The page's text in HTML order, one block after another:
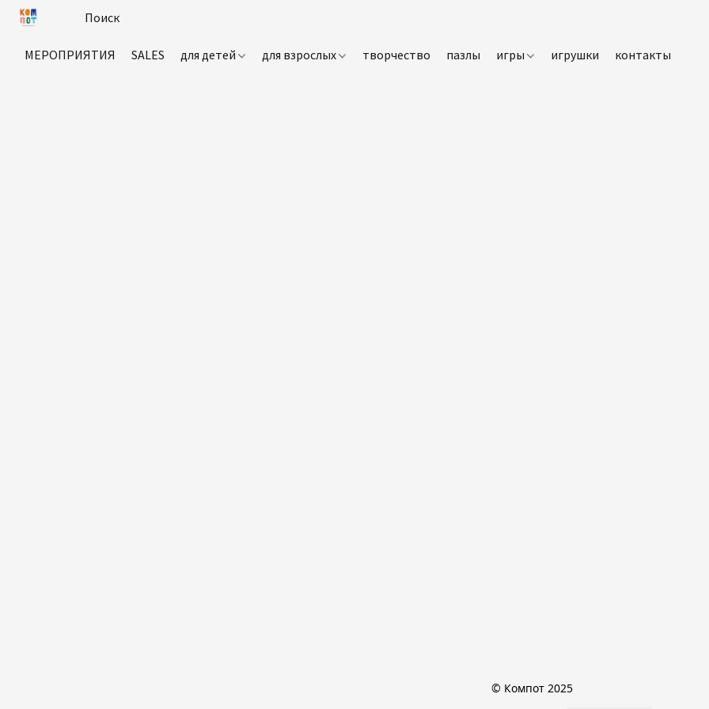
МЕРОПРИЯТИЯ SALES для детей для взрослых творчество пазлы игры игрушки контакты
© Компот 2025